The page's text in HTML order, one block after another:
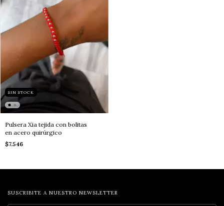
SIN STOCK
Pulsera Xia tejida con bolitas
en acero quirúrgico
$7.546
SUSCRIBITE A NUESTRO NEWSLETTER